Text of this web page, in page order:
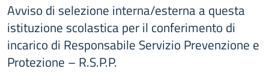
Avviso di selezione interna/esterna a questa
istituzione scolastica per il conferimento di
incarico di Responsabile Servizio Prevenzione e
Protezione – R.S.P.P.